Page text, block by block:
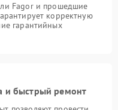
Fagor и прошедшие
корректную
гарантийных
и быстрый ремонт